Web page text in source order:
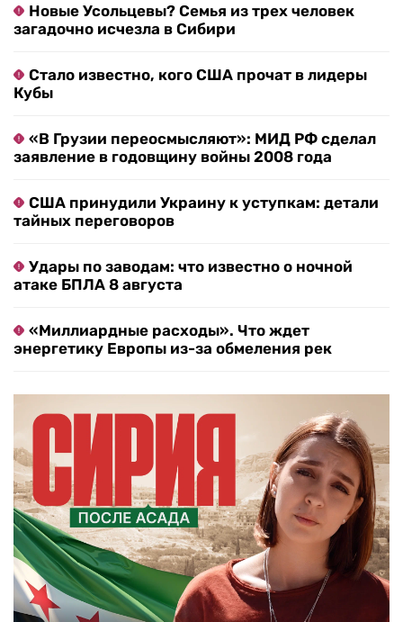
Новые Усольцевы? Семья из трех человек
загадочно исчезла в Сибири
Стало известно, кого США прочат в лидеры
Кубы
«В Грузии переосмысляют»: МИД РФ сделал
заявление в годовщину войны 2008 года
США принудили Украину к уступкам: детали
тайных переговоров
Удары по заводам: что известно о ночной
атаке БПЛА 8 августа
«Миллиардные расходы». Что ждет
энергетику Европы из-за обмеления рек